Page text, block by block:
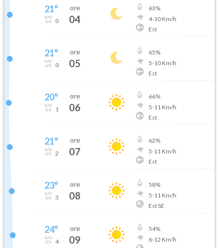
21°
0
ore
04
63%
4-10Km/h
Est
21°
0
ore
05
65%
5-10Km/h
Est
20°
1
ore
06
66%
5-11 Km/h
Est
21°
2
ore
07
62%
5-11 Km/h
Est
23°
3
ore
08
58%
5-11 Km/h
Est SE
24°
4
ore
09
54%
6-12 Km/h